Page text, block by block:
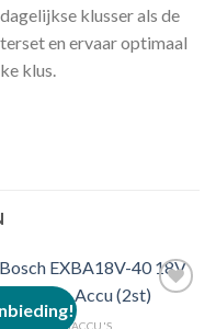
klusser als de
en ervaar optimaal
klus.